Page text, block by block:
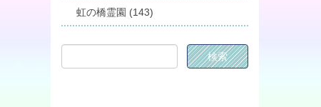
虹の橋霊園 (143)